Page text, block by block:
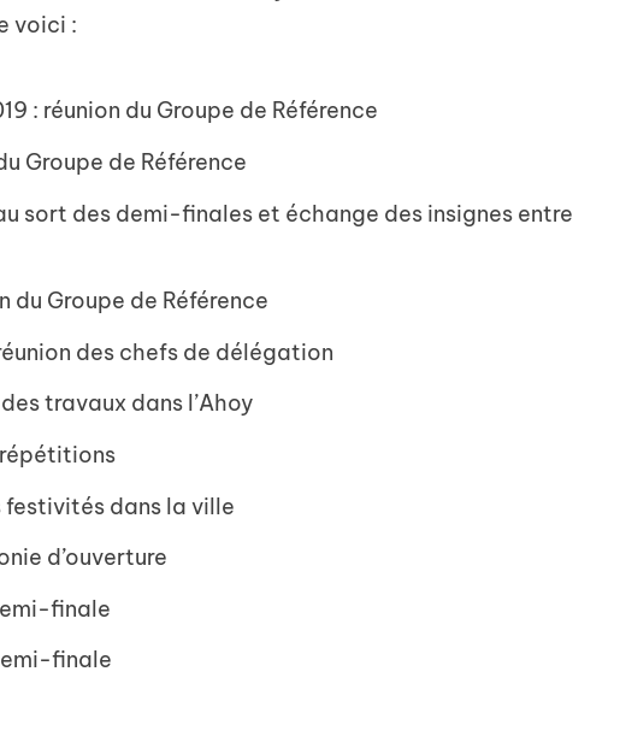
voici :
: réunion du Groupe de Référence
Groupe de Référence
sort des demi-finales et échange des insignes entre
du Groupe de Référence
des chefs de délégation
travaux dans l’Ahoy
dans la ville
d’ouverture
finale
finale